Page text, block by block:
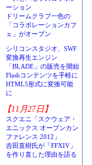
ーション
ドリームクラブ一色の
「コラボレーションカフ
ェ」がオープン
シリコンスタジオ、SWF
変換再生エンジン
「BLADE」の販売を開始
Flashコンテンツを手軽に
HTML5形式に変換可能
に
【11月27日】
スクエニ「スクウェア・
エニックス オープンカン
ファレンス 2012」
吉田直樹氏が「FFXIV」
を作り直した理由を語る